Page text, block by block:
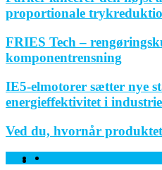
proportionale
FRIES Tech –
komponentrensning
IE5-elmotorer sætter nye
energieffektivitet i
Ved du, hvornår
Facebook
Twitter